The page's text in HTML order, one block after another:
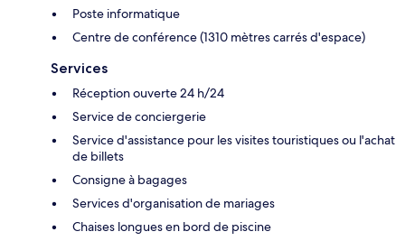
Poste informatique
Centre de conférence (1310 mètres carrés d'espace)
Services
Réception ouverte 24 h/24
Service de conciergerie
Service d'assistance pour les visites touristiques ou l'achat
de billets
Consigne à bagages
Services d'organisation de mariages
Chaises longues en bord de piscine